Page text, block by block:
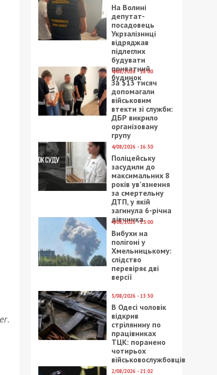
.
На Волині
депутат-
посадовець
Укрзалізниці
відряджав
підлеглих
будувати
приватний
будинок
4/08/2026 - 18:00
За $13 тисяч
допомагали
військовим
втекти зі служби:
ДБР викрило
організовану
групу
4/08/2026 - 16:30
Поліцейську
засудили до
максимальних 8
років ув’язнення
за смертельну
ДТП, у якій
загинула 6-річна
дівчинка
4/08/2026 - 15:00
Вибухи на
полігоні у
Хмельницькому:
слідство
перевіряє дві
версії
3/08/2026 - 13:30
В Одесі чоловік
відкрив
стрілянину по
працівниках
ТЦК: поранено
чотирьох
військовослужбовців
2/08/2026 - 21:02